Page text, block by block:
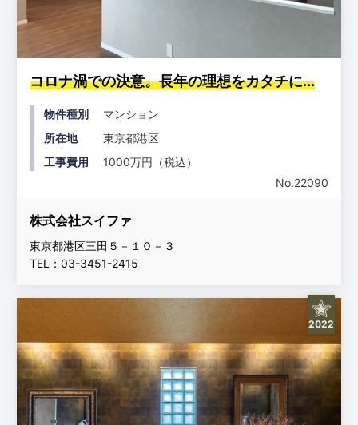
コロナ渦での決意。長年の理想をカタチに...
物件種別
マンション
所在地
東京都港区
工事費用
1000万円（税込）
No.22090
株式会社スイファ
東京都港区三田５－１０－３
TEL：03-3451-2415
2022